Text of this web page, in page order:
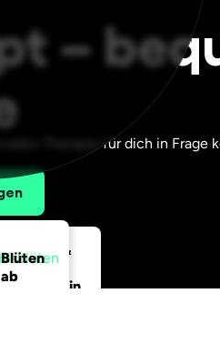
–
Therapie für dich in Frage
Diskrete &
schnelle
Lieferung in
Blüten
ab